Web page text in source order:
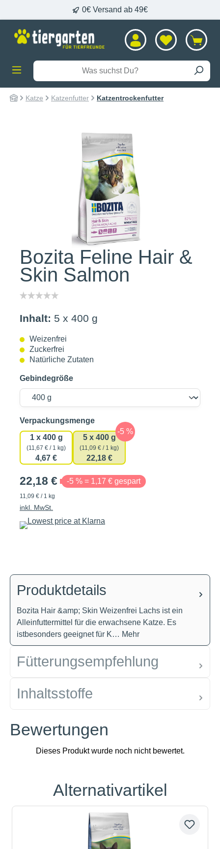
0€ Versand ab 49€
Katze Katzenfutter Katzentrockenfutter
Bildergalerie überspringen
Bozita Feline Hair &
Skin Salmon
Inhalt: 5 x 400 g
Weizenfrei
Zuckerfrei
Natürliche Zutaten
Gebindegröße
Verpackungsmengeauswählen
1 x 400 g
(11,67 € / 1 kg)
4,67 €
5 x 400 g
(11,09 € / 1 kg)
22,18 €
22,18 € -5 % = 1,17 € gespart
11,09 € / 1 kg
inkl. MwSt.
Produktdetails
Bozita Hair &amp; Skin Weizenfrei Lachs ist ein
Alleinfuttermittel für die erwachsene Katze. Es
istbesonders geeignet für K… Mehr
Fütterungsempfehlung
Inhaltsstoffe
Bewertungen
Produktgalerie überspringen
Alternativartikel